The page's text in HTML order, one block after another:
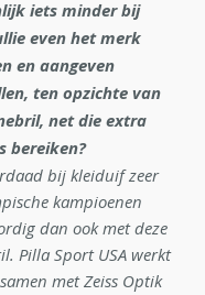
iets minder bij
even het merk
en aangeven
ten opzichte van
net die extra
bereiken?
bij kleiduif zeer
kampioenen
dan ook met deze
Pilla Sport USA werkt
met Zeiss Optik